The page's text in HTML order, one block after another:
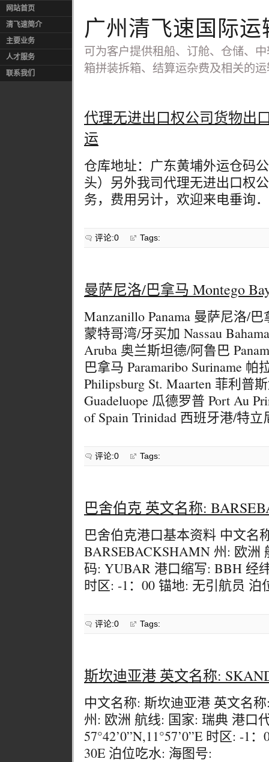
网站首页
清飞速简介
主要业务
人才服务
联系我们
广州清飞速国际运
可为客户提供租船、订舱、仓储、
箱拼装拆箱、结算运杂费及相关的
代理无进出口权公司货物出
运
仓库地址：广东黄埔外运仓码
头）另外我司代理无进出口权
务，费用另计，欢迎来电垂询．
评论:0 Tags:
曼萨尼洛/巴拿马 Montego
Manzanillo Panama 曼萨尼洛/巴
蒙特哥湾/牙买加 Nassau
Aruba 奥兰斯坦德/阿鲁巴
巴拿马 Paramaribo Suriname
Philipsburg St. Maarten 菲利普
Guadeluope 瓜德罗普 Port Au
of Spain Trinidad 西班牙港/特立
评论:0 Tags:
巴舍伯克 英文名称:
巴舍伯克港口基本资料 中文名
BARSEBACKSHAMN 州: 欧洲
码: YUBAR 港口缩写: BBH 经纬
时区: -1：00 锚地: 无引航员 泊
评论:0 Tags:
斯坎迪亚港 英文名称:
中文名称: 斯坎迪亚港 英文名
州: 欧洲 航线: 国家: 瑞典 港口
57°42’0”N,11°57’0”E 时区: -1
30E 泊位吃水: 海图号: